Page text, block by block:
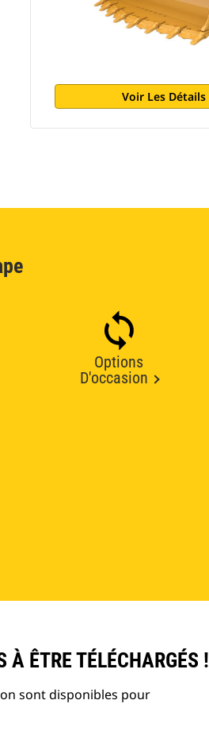
Voir Les Détails
Options
D'occasion
À ÊTRE TÉLÉCHARGÉS !
sont disponibles pour